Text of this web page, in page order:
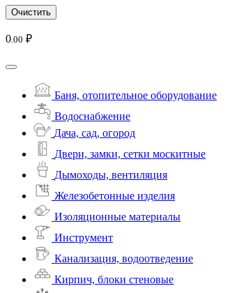
Очистить
0 .00 ₽
Баня, отопительное оборудование
Водоснабжение
Дача, сад, огород
Двери, замки, сетки москитные
Дымоходы, вентиляция
Железобетонные изделия
Изоляционные материалы
Инструмент
Канализация, водоотведение
Кирпич, блоки стеновые